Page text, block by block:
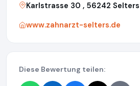
Karlstrasse 30 , 56242 Selters
www.zahnarzt-selters.de
Diese Bewertung teilen: